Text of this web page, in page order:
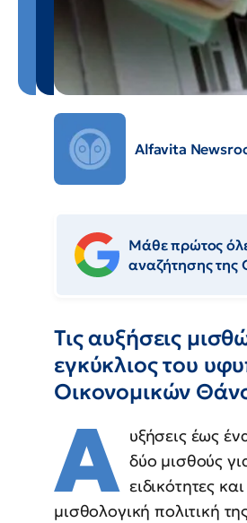
Alfavita
Μάθε πρώτος
αναζήτησης της
Τις αυξήσεις
εγκύκλιος του
Οικονομικών
Α υξήσεις έως
δύο μισθούς
ειδικότητες
μισθολογική πολιτική